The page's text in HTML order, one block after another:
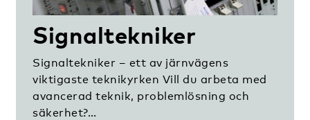
Signaltekniker
Signaltekniker – ett av järnvägens
viktigaste teknikyrken Vill du arbeta med
avancerad teknik, problemlösning och
säkerhet?…